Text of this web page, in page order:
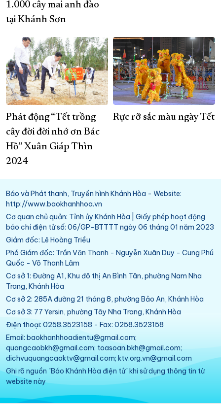
1.000 cây mai anh đào
tại Khánh Sơn
Phát động “Tết trồng
cây đời đời nhớ ơn Bác
Hồ” Xuân Giáp Thìn
2024
Rực rỡ sắc màu ngày Tết
Báo và Phát thanh, Truyền hình Khánh Hòa - Website:
http://www.baokhanhhoa.vn
Cơ quan chủ quản: Tỉnh ủy Khánh Hòa | Giấy phép hoạt động
báo chí điện tử số: 06/GP-BTTTT ngày 06 tháng 01 năm 2023
Giám đốc: Lê Hoàng Triều
Phó Giám đốc: Trần Văn Thanh - Nguyễn Xuân Duy - Cung Phú
Quốc - Võ Thanh Lâm
Cơ sở 1: Đường A1, Khu đô thị An Bình Tân, phường Nam Nha
Trang, Khánh Hòa
Cơ sở 2: 285A đường 21 tháng 8, phường Bảo An, Khánh Hòa
Cơ sở 3: 77 Yersin, phường Tây Nha Trang, Khánh Hòa
Điện thoại: 0258.3523158 - Fax: 0258.3523158
Email: baokhanhhoadientu@gmail.com;
quangcaobkh@gmail.com; toasoan.bkh@gmail.com;
dichvuquangcaoktv@gmail.com; ktv.org.vn@gmail.com
Ghi rõ nguồn "Báo Khánh Hòa điện tử" khi sử dụng thông tin từ
website này